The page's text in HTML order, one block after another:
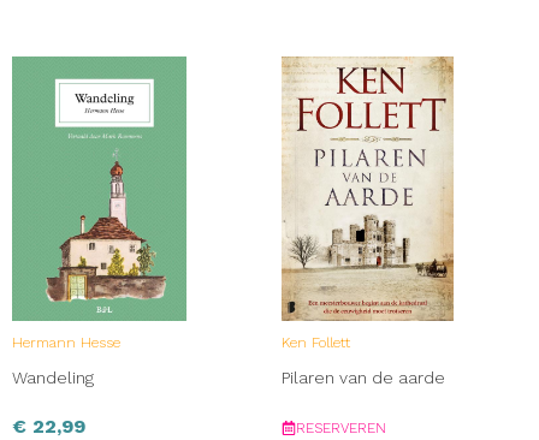
Hermann Hesse
Wandeling
€ 22,99
Ken Follett
Pilaren van de aarde
RESERVEREN